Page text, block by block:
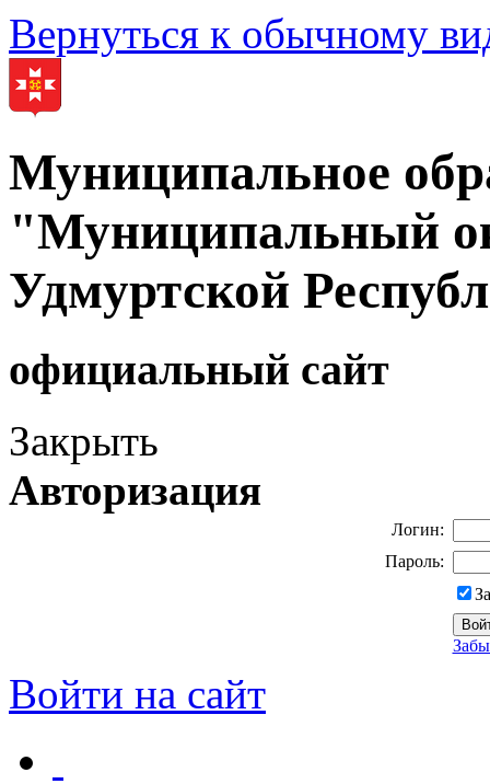
Вернуться к обычному
Муниципальное
"Муниципальный
Удмуртской
официальный сайт
Закрыть
Авторизация
Логин:
Пароль:
Войти на сайт